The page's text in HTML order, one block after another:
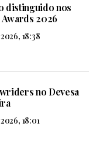
distinguido nos
2026
18:38
no Devesa
18:01